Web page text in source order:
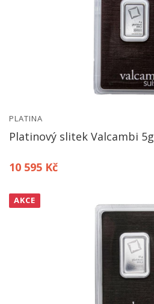
PLATINA
Platinový slitek Valcambi 5g
10 595 Kč
AKCE